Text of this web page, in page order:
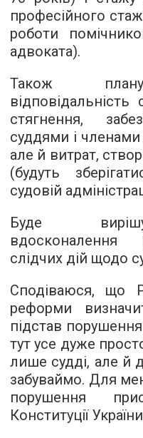
професійного
роботи
адвоката).
Також
стягнення,
суддями і
але й витрат,
(будуть
судовій
Буде
вдосконалення
слідчих дій щодо
Сподіваюся, що
реформи
підстав
тут усе дуже
лише судді, але й
забуваймо. Для
порушення
Конституції